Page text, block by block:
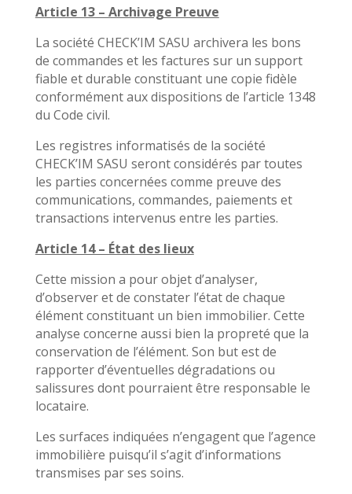
Article 13 – Archivage Preuve
La société CHECK’IM SASU archivera les bons
de commandes et les factures sur un support
fiable et durable constituant une copie fidèle
conformément aux dispositions de l’article 1348
du Code civil.
Les registres informatisés de la société
CHECK’IM SASU seront considérés par toutes
les parties concernées comme preuve des
communications, commandes, paiements et
transactions intervenus entre les parties.
Article 14 – État des lieux
Cette mission a pour objet d’analyser,
d’observer et de constater l’état de chaque
élément constituant un bien immobilier. Cette
analyse concerne aussi bien la propreté que la
conservation de l’élément. Son but est de
rapporter d’éventuelles dégradations ou
salissures dont pourraient être responsable le
locataire.
Les surfaces indiquées n’engagent que l’agence
immobilière puisqu’il s’agit d’informations
transmises par ses soins.